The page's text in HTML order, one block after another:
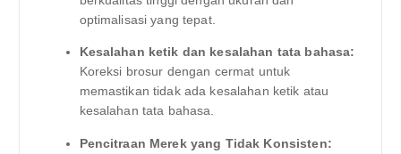
optimalisasi yang tepat.
Kesalahan ketik dan kesalahan tata bahasa:
Koreksi brosur dengan cermat untuk
memastikan tidak ada kesalahan ketik atau
kesalahan tata bahasa.
Pencitraan Merek yang Tidak Konsisten: